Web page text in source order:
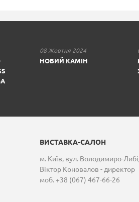
08 Жовтня 2024
НОВИЙ КАМІН
ВИСТАВКА-САЛОН
м. Київ, вул. Володимиро-
Віктор Коновалов - директор
моб. +38 (067) 467-66-26